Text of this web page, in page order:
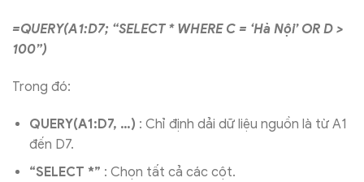
=QUERY(A1:D7; “SELECT * WHERE C = ‘Hà Nội’ OR D >
100”)
Trong đó:
QUERY(A1:D7, …) : Chỉ định dải dữ liệu nguồn là từ A1
đến D7.
“SELECT *” : Chọn tất cả các cột.